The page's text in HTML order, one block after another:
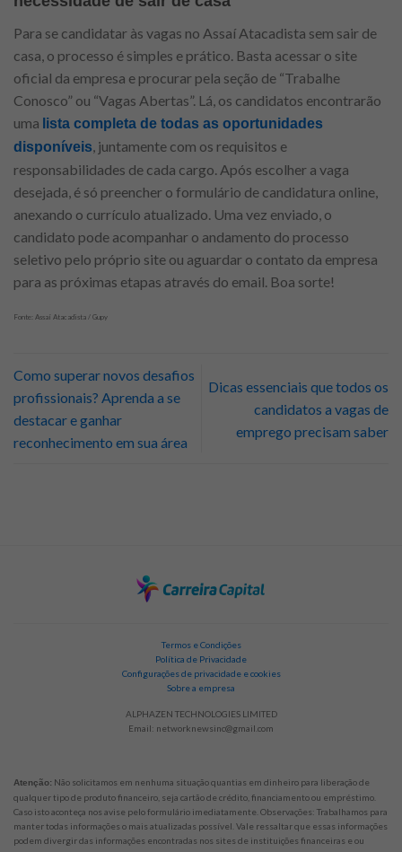
Para se candidatar às vagas no Assaí Atacadista sem sair de
casa, o processo é simples e prático. Basta acessar o site
oficial da empresa e procurar pela seção de “Trabalhe
Conosco” ou “Vagas Abertas”. Lá, os candidatos encontrarão
uma lista completa de todas as oportunidades
disponíveis , juntamente com os requisitos e
responsabilidades de cada cargo. Após escolher a vaga
desejada, é só preencher o formulário de candidatura online,
anexando o currículo atualizado. Uma vez enviado, o
candidato pode acompanhar o andamento do processo
seletivo pelo próprio site ou aguardar o contato da empresa
para as próximas etapas através do email. Boa sorte!
Fonte: Assaí Atacadista / Gupy
Como superar novos desafios
profissionais? Aprenda a se
destacar e ganhar
reconhecimento em sua área
Dicas essenciais que todos os
candidatos a vagas de
emprego precisam saber
Termos e Condições
Política de Privacidade
Configurações de privacidade e cookies
Sobre a empresa
ALPHAZEN TECHNOLOGIES LIMITED
Email: networknewsinc@gmail.com
Atenção: Não solicitamos em nenhuma situação quantias em dinheiro para liberação de
qualquer tipo de produto financeiro, seja cartão de crédito, financiamento ou empréstimo.
Caso isto aconteça nos avise pelo formulário imediatamente. Observações: Trabalhamos para
manter todas informações o mais atualizadas possível. Vale ressaltar que essas informações
podem divergir das informações encontradas nos sites de instituições financeiras e ou